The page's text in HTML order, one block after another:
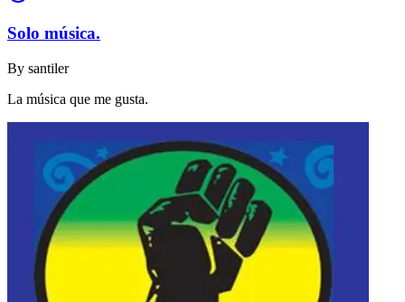
Solo música.
By santiler
La música que me gusta.